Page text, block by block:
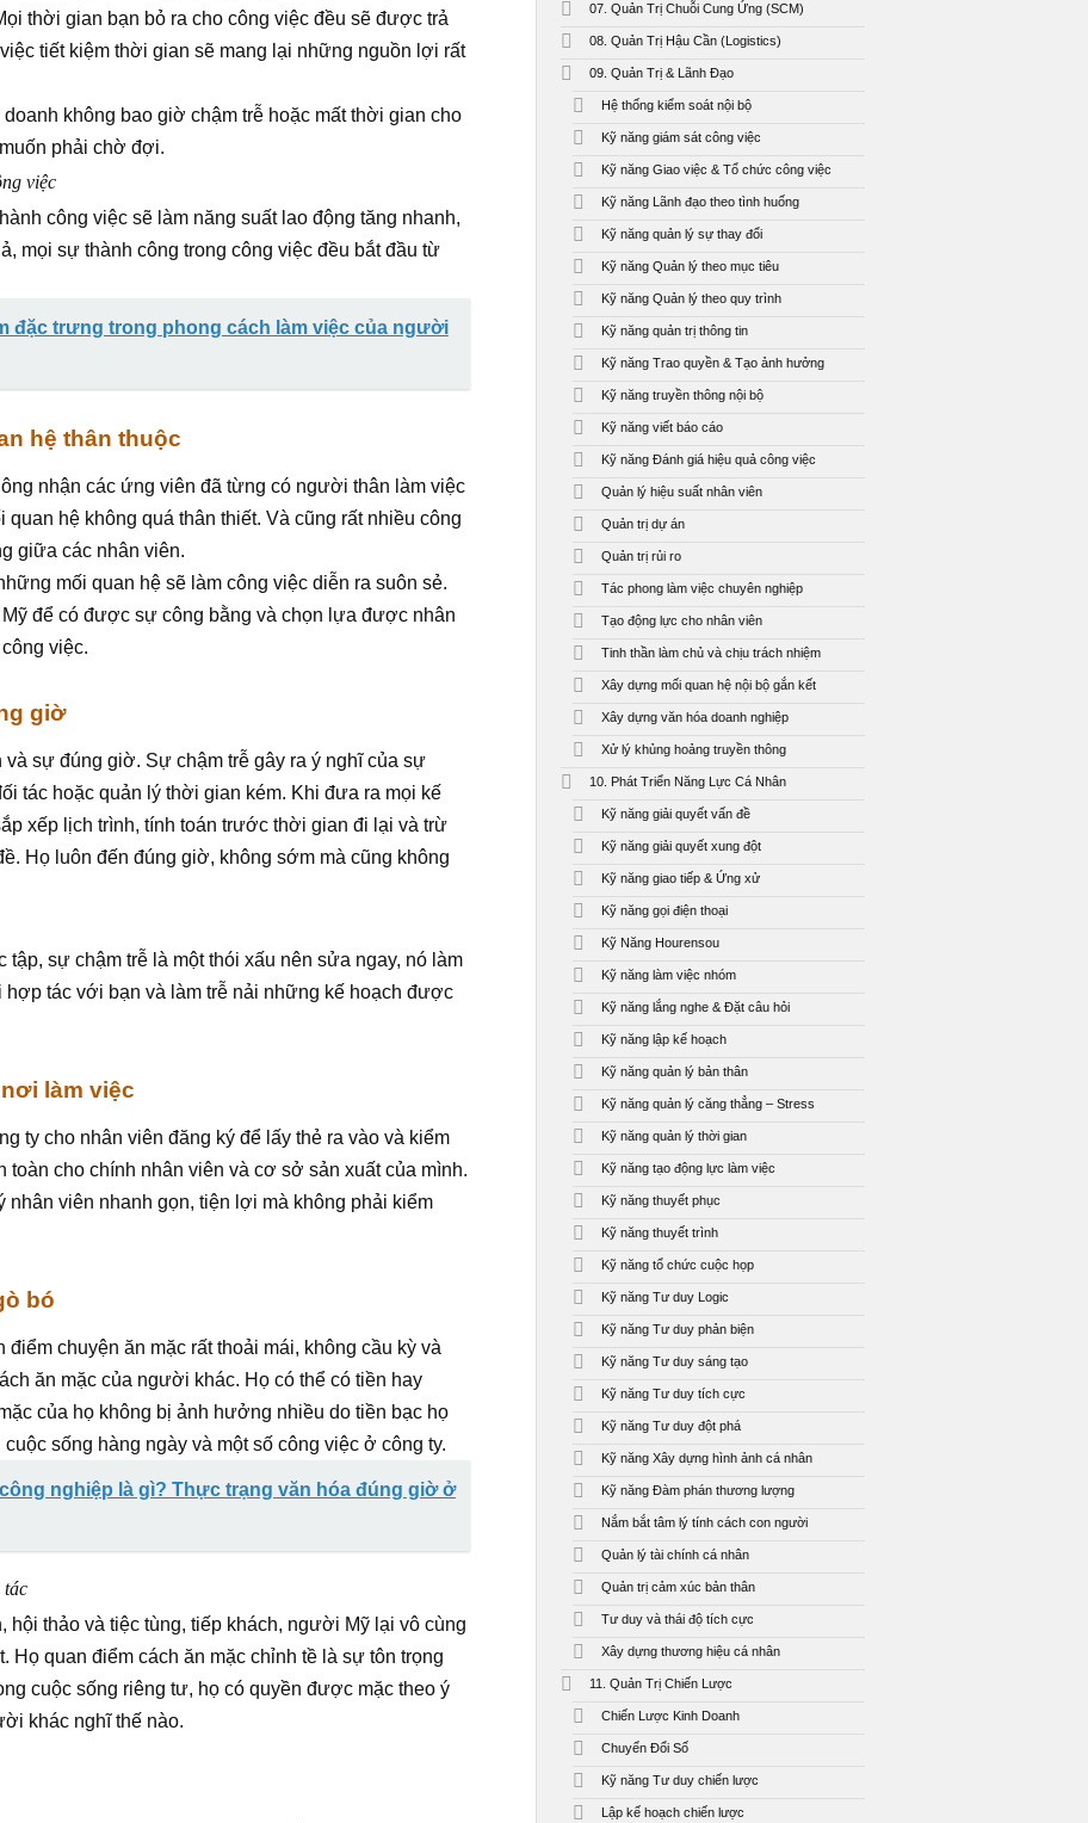
thời gian bạn bỏ ra cho công việc đều sẽ được trả
tiết kiệm thời gian sẽ mang lại những nguồn lợi rất
không bao giờ chậm trễ hoặc mất thời gian cho
phải chờ đợi.
việc
công việc sẽ làm năng suất lao động tăng nhanh,
mọi sự thành công trong công việc đều bắt đầu từ
đặc trưng trong phong cách làm việc của người
hệ thân thuộc
nhận các ứng viên đã từng có người thân làm việc
hệ không quá thân thiết. Và cũng rất nhiều công
giữa các nhân viên.
mối quan hệ sẽ làm công việc diễn ra suôn sẻ.
để có được sự công bằng và chọn lựa được nhân
việc.
giờ
sự đúng giờ. Sự chậm trễ gây ra ý nghĩ của sự
tác hoặc quản lý thời gian kém. Khi đưa ra mọi kế
xếp lịch trình, tính toán trước thời gian đi lại và trừ
Họ luôn đến đúng giờ, không sớm mà cũng không
sự chậm trễ là một thói xấu nên sửa ngay, nó làm
tác với bạn và làm trễ nải những kế hoạch được
làm việc
ty cho nhân viên đăng ký để lấy thẻ ra vào và kiểm
toàn cho chính nhân viên và cơ sở sản xuất của mình.
nhân viên nhanh gọn, tiện lợi mà không phải kiểm
bó
chuyện ăn mặc rất thoải mái, không cầu kỳ và
ăn mặc của người khác. Họ có thể có tiền hay
của họ không bị ảnh hưởng nhiều do tiền bạc họ
sống hàng ngày và một số công việc ở công ty.
nghiệp là gì? Thực trạng văn hóa đúng giờ ở
tác
hội thảo và tiệc tùng, tiếp khách, người Mỹ lại vô cùng
Họ quan điểm cách ăn mặc chỉnh tề là sự tôn trọng
cuộc sống riêng tư, họ có quyền được mặc theo ý
khác nghĩ thế nào.
07. Quản Trị Chuỗi Cung Ứng (SCM)
08. Quản Trị Hậu Cần (Logistics)
09. Quản Trị & Lãnh Đạo
Hệ thống kiểm soát nội bộ
Kỹ năng giám sát công việc
Kỹ năng Giao việc & Tổ chức công việc
Kỹ năng Lãnh đạo theo tình huống
Kỹ năng quản lý sự thay đổi
Kỹ năng Quản lý theo mục tiêu
Kỹ năng Quản lý theo quy trình
Kỹ năng quản trị thông tin
Kỹ năng Trao quyền & Tạo ảnh hưởng
Kỹ năng truyền thông nội bộ
Kỹ năng viết báo cáo
Kỹ năng Đánh giá hiệu quả công việc
Quản lý hiệu suất nhân viên
Quản trị dự án
Quản trị rủi ro
Tác phong làm việc chuyên nghiệp
Tạo động lực cho nhân viên
Tinh thần làm chủ và chịu trách nhiệm
Xây dựng mối quan hệ nội bộ gắn kết
Xây dựng văn hóa doanh nghiệp
Xử lý khủng hoảng truyền thông
10. Phát Triển Năng Lực Cá Nhân
Kỹ năng giải quyết vấn đề
Kỹ năng giải quyết xung đột
Kỹ năng giao tiếp & Ứng xử
Kỹ năng gọi điện thoại
Kỹ Năng Hourensou
Kỹ năng làm việc nhóm
Kỹ năng lắng nghe & Đặt câu hỏi
Kỹ năng lập kế hoạch
Kỹ năng quản lý bản thân
Kỹ năng quản lý căng thẳng – Stress
Kỹ năng quản lý thời gian
Kỹ năng tạo động lực làm việc
Kỹ năng thuyết phục
Kỹ năng thuyết trình
Kỹ năng tổ chức cuộc họp
Kỹ năng Tư duy Logic
Kỹ năng Tư duy phản biện
Kỹ năng Tư duy sáng tạo
Kỹ năng Tư duy tích cực
Kỹ năng Tư duy đột phá
Kỹ năng Xây dựng hình ảnh cá nhân
Kỹ năng Đàm phán thương lượng
Nắm bắt tâm lý tính cách con người
Quản lý tài chính cá nhân
Quản trị cảm xúc bản thân
Tư duy và thái độ tích cực
Xây dựng thương hiệu cá nhân
11. Quản Trị Chiến Lược
Chiến Lược Kinh Doanh
Chuyển Đổi Số
Kỹ năng Tư duy chiến lược
Lập kế hoạch chiến lược